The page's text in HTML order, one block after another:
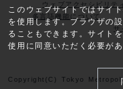
このウェブサイトではサイ
を使用します。ブラウザの
ることもできます。サイト
使用に同意いただく必要があ
ウェブアクセシビリティ
多言語機能について
Copyright(C) Tokyo